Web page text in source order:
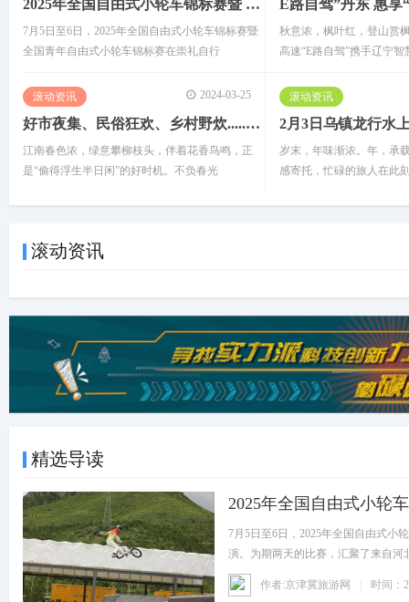
2025年全国自由式小轮车锦标赛暨 全国青年锦标赛在崇礼成功举办
7月5日至6日，2025年全国自由式小轮车锦标赛暨
全国青年自由式小轮车锦标赛在崇礼自行
E路自驾”丹东 惠享
秋意浓，枫叶红，登山赏
高速“E路自驾”携手辽宁智
滚动资讯 2024-03-25
好市夜集、民俗狂欢、乡村野炊......春天该很好，乌镇好好生活节
江南春色浓，绿意攀柳枝头，伴着花香鸟鸣，正
是“偷得浮生半日闲”的好时机。不负春光
滚动资讯
岁末，年味渐浓。年，承
感寄托，忙碌的旅人在此
滚动资讯
精选导读
2025年全国自由式小轮
7月5日至6日，2025年全国自由式小
演。为期两天的比赛，汇聚了来自
场
作者:京津冀旅游网
时间：